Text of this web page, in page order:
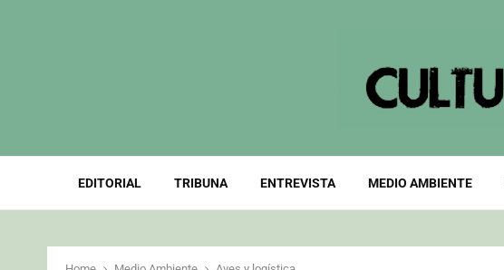
EDITORIAL TRIBUNA ENTREVISTA MEDIO AMBIENTE